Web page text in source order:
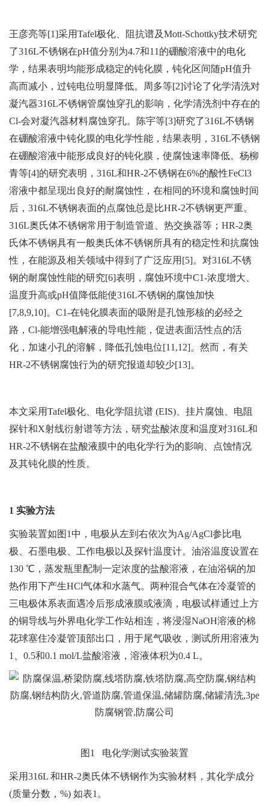
王彦亮等[1]采用Tafel极化、阻抗谱及Mott-Schottky技术研究
了316L不锈钢在pH值分别为4.7和11的硼酸溶液中的电化
学，结果表明均能形成稳定的钝化膜，钝化区间随pH值升
高而减小，过钝电位明显降低。周多等[2]讨论了化学清洗对
凝汽器316L不锈钢管腐蚀穿孔的影响，化学清洗剂中存在的
Cl-会对凝汽器材料腐蚀穿孔。陈宇等[3]研究了316L不锈钢
在硼酸溶液中钝化膜的电化学性能，结果表明，316L不锈钢
在硼酸溶液中能形成良好的钝化膜，使腐蚀速率降低。杨柳
青等[4]的研究表明，316L和HR-2不锈钢在6%的酸性FeCl3
溶液中都呈现出良好的耐腐蚀性，在相同的环境和腐蚀时间
后，316L不锈钢表面的点腐蚀总是比HR-2不锈钢更严重。
316L奥氏体不锈钢常用于制造管道、热交换器等；HR-2奥
氏体不锈钢具有一般奥氏体不锈钢所具有的稳定性和抗腐蚀
性，在能源及相关领域中得到了广泛应用[5]。对316L不锈
钢的耐腐蚀性能的研究[6]表明，腐蚀环境中C1-浓度增大、
温度升高或pH值降低能使316L不锈钢的腐蚀加快
[7,8,9,10]。C1-在钝化膜表面的吸附是孔蚀形核的必经之
路，Cl-能增强电解液的导电性能，促进表面活性点的活
化，加速小孔的溶解，降低孔蚀电位[11,12]。然而，有关
HR-2不锈钢腐蚀行为的研究报道却较少[13]。
本文采用Tafel极化、电化学阻抗谱 (EIS)、挂片腐蚀、电阻
探针和X射线衍射谱等方法，研究盐酸浓度和温度对316L和
HR-2不锈钢在盐酸液膜中的电化学行为的影响、点蚀情况
及其钝化膜的性质。
1 实验方法
实验装置如图1中，电极从左到右依次为Ag/AgCl参比电
极、石墨电极、工作电极以及探针温度计。油浴温度设置在
130 ℃，蒸发瓶里配制一定浓度的盐酸溶液，在油浴锅的加
热作用下产生HCl气体和水蒸气。两种混合气体在冷凝管的
三电极体系表面遇冷后形成液膜或液滴，电极试样通过上方
的铜导线与外界电化学工作站相连，将浸湿NaOH溶液的棉
花球塞住冷凝管顶部出口，用于尾气吸收，测试所用溶液为
1、0.5和0.1 mol/L盐酸溶液，溶液体积为0.4 L。
图1 电化学测试实验装置
采用316L 和HR-2奥氏体不锈钢作为实验材料，其化学成分
(质量分数，%) 如表1。